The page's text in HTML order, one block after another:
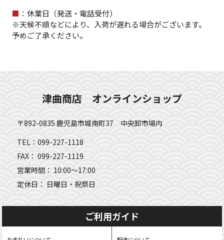
■ ：休業日（発送・電話受付）
※天候不順などにより、入荷が遅れる場合がございます。
予めご了承ください。
津曲商店 オンラインショップ
〒892-0835 鹿児島市城南町37 中央卸市場内
TEL：099-227-1118
FAX： 099-227-1119
営業時間： 10:00～17:00
定休日： 日曜日・祝祭日
ご利用ガイド